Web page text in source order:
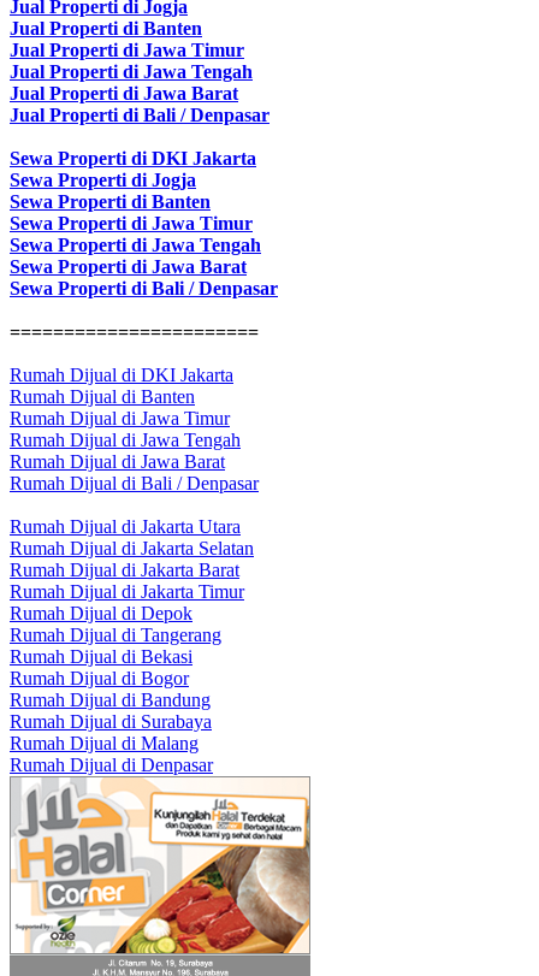
Jual Properti di Jogja
Jual Properti di Banten
Jual Properti di Jawa Timur
Jual Properti di Jawa Tengah
Jual Properti di Jawa Barat
Jual Properti di Bali / Denpasar
Sewa Properti di DKI Jakarta
Sewa Properti di Jogja
Sewa Properti di Banten
Sewa Properti di Jawa Timur
Sewa Properti di Jawa Tengah
Sewa Properti di Jawa Barat
Sewa Properti di Bali / Denpasar
=======================
Rumah Dijual di DKI Jakarta
Rumah Dijual di Banten
Rumah Dijual di Jawa Timur
Rumah Dijual di Jawa Tengah
Rumah Dijual di Jawa Barat
Rumah Dijual di Bali / Denpasar
Rumah Dijual di Jakarta Utara
Rumah Dijual di Jakarta Selatan
Rumah Dijual di Jakarta Barat
Rumah Dijual di Jakarta Timur
Rumah Dijual di Depok
Rumah Dijual di Tangerang
Rumah Dijual di Bekasi
Rumah Dijual di Bogor
Rumah Dijual di Bandung
Rumah Dijual di Surabaya
Rumah Dijual di Malang
Rumah Dijual di Denpasar